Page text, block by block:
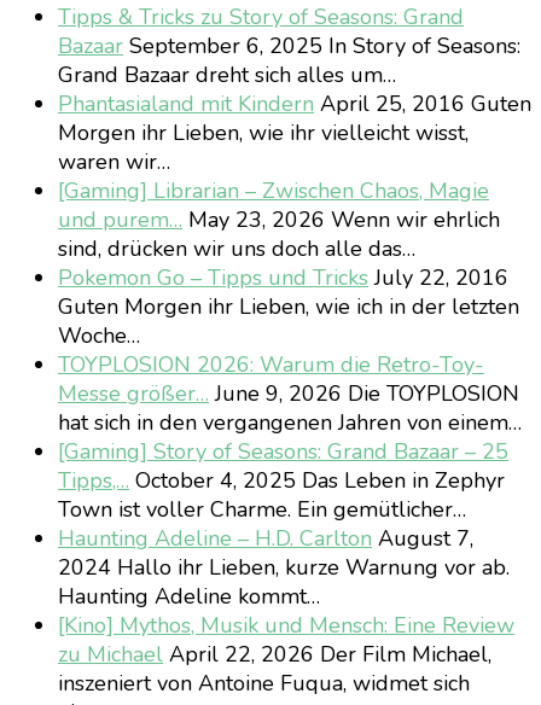
Tipps & Tricks zu Story of Seasons: Grand
Bazaar September 6, 2025 In Story of Seasons:
Grand Bazaar dreht sich alles um…
Phantasialand mit Kindern April 25, 2016 Guten
Morgen ihr Lieben, wie ihr vielleicht wisst,
waren wir…
[Gaming] Librarian – Zwischen Chaos, Magie
und purem… May 23, 2026 Wenn wir ehrlich
sind, drücken wir uns doch alle das…
Pokemon Go – Tipps und TricksJuly 22, 2016
Guten Morgen ihr Lieben, wie ich in der letzten
Woche…
TOYPLOSION 2026: Warum die Retro-Toy-
Messe größer… June 9, 2026 Die TOYPLOSION
hat sich in den vergangenen Jahren von einem…
[Gaming] Story of Seasons: Grand Bazaar – 25
Tipps,… October 4, 2025 Das Leben in Zephyr
Town ist voller Charme. Ein gemütlicher…
Haunting Adeline – H.D. Carlton August 7,
2024 Hallo ihr Lieben, kurze Warnung vor ab.
Haunting Adeline kommt…
[Kino] Mythos, Musik und Mensch: Eine Review
zu Michael April 22, 2026 Der Film Michael,
inszeniert von Antoine Fuqua, widmet sich